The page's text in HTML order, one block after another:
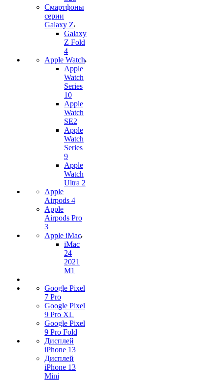
Смартфоны
серии
Galaxy Z
Galaxy
Z Fold
4
Apple Watch
Apple
Watch
Series
10
Apple
Watch
SE2
Apple
Watch
Series
9
Apple
Watch
Ultra 2
Apple
Airpods 4
Apple
Airpods Pro
3
Apple iMac
iMac
24
2021
M1
Google Pixel
7 Pro
Google Pixel
9 Pro XL
Google Pixel
9 Pro Fold
Дисплей
iPhone 13
Дисплей
iPhone 13
Mini